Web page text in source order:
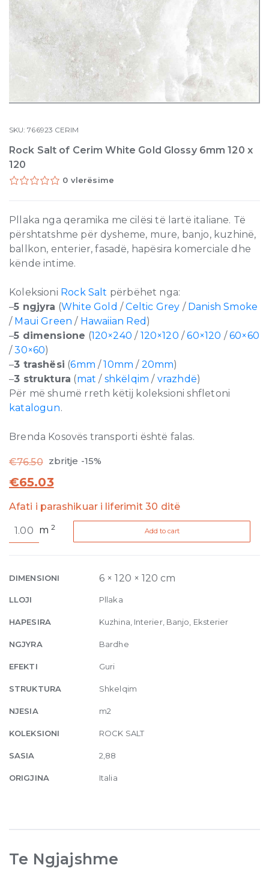
SKU:766923 CERIM
Rock Salt of Cerim White Gold Glossy 6mm 120 x
120
0 vlerësime
Pllaka nga qeramika me cilësi të lartë italiane. Të
përshtatshme për dysheme, mure, banjo, kuzhinë,
ballkon, enterier, fasadë, hapësira komerciale dhe
kënde intime.
Koleksioni Rock Salt përbëhet nga:
–5 ngjyra (White Gold /Celtic Grey / Danish Smoke
/ Maui Green / Hawaiian Red )
–5 dimensione (120×240 / 120×120 /60×120 /60×60
/30×60)
–3 trashësi (6mm /10mm / 20mm)
–3 struktura (mat / shkëlqim / vrazhdë)
Për më shumë rreth këtij koleksioni shfletoni
katalogun.
Brenda Kosovës transporti është falas.
€76.50 zbritje -15%
€65.03
Afati i parashikuar i liferimit 30 ditë
Salt
White
Glossy
6mm
x
120
m2 Add to cart
DIMENSIONI 6 × 120 × 120 cm
LLOJI Pllaka
HAPESIRA Kuzhina, Interier, Banjo, Eksterier
NGJYRA Bardhe
EFEKTI Guri
STRUKTURA Shkelqim
NJESIA m2
KOLEKSIONI ROCK SALT
SASIA 2,88
ORIGJINA Italia
Te Ngjajshme